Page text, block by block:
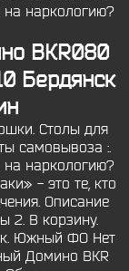
на наркологию?
BКR080
Бердянск
Столы для
самовывоза :.
на наркологию?
- это те, кто
Описание
2. В корзину.
Южный ФО Нет
Домино BКR